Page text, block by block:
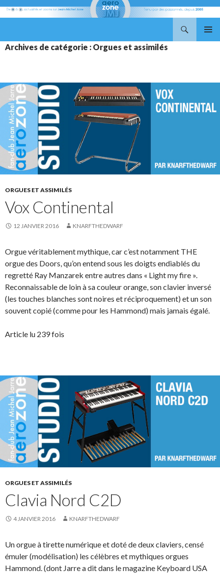
AU
Archives de catégorie : Orgues et assimilés
ORGUES ET ASSIMILÉS
Vox Continental
12 JANVIER 2016 KNARFTHEDWARF
Orgue véritablement mythique, car c’est notamment THE
orgue des Doors, qu’on entend sous les doigts endiablés du
regretté Ray Manzarek entre autres dans « Light my fire ».
Reconnaissable de loin à sa couleur orange, son clavier inversé
(les touches blanches sont noires et réciproquement) et un son
souvent copié (comme pour les Hammond) mais jamais égalé.
Article lu 239 fois
ORGUES ET ASSIMILÉS
Clavia Nord C2D
4 JANVIER 2016 KNARFTHEDWARF
Un orgue à tirette numérique et doté de deux claviers, censé
émuler (modélisation) les célèbres et mythiques orgues
Hammond. (dont Jarre a dit dans le magazine Keyboard USA